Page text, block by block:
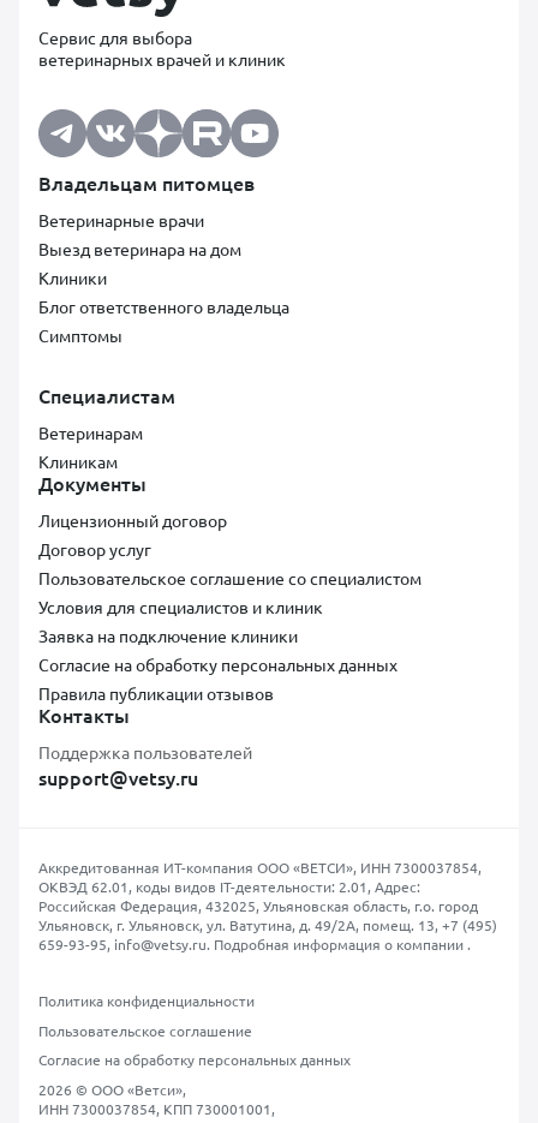
Сервис для выбора
ветеринарных врачей и клиник
Владельцам питомцев
Ветеринарные врачи
Выезд ветеринара на дом
Клиники
Блог ответственного владельца
Симптомы
Специалистам
Ветеринарам
Клиникам
Документы
Лицензионный договор
Договор услуг
Пользовательское соглашение со специалистом
Условия для специалистов и клиник
Заявка на подключение клиники
Согласие на обработку персональных данных
Правила публикации отзывов
Контакты
Поддержка пользователей
support@vetsy.ru
Аккредитованная ИТ-компания ООО «ВЕТСИ», ИНН 7300037854,
ОКВЭД 62.01, коды видов IT-деятельности: 2.01, Адрес:
Российская Федерация, 432025, Ульяновская область, г.о. город
Ульяновск, г. Ульяновск, ул. Ватутина, д. 49/2А, помещ. 13, +7 (495)
659-93-95, info@vetsy.ru. Подробная информация о компании.
Политика конфиденциальности
Пользовательское соглашение
Согласие на обработку персональных данных
2026 © ООО «Ветси»,
ИНН 7300037854, КПП 730001001,